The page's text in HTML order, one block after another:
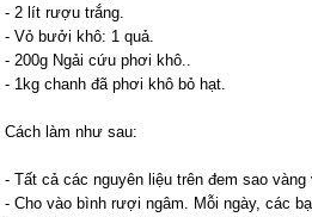
- 2 lít rượu trắng.
- Vỏ bưởi khô: 1 quả.
- 200g Ngải cứu phơi khô..
- 1kg chanh đã phơi khô bỏ hạt.
Cách làm như sau:
- Tất cả các nguyên liệu trên đem sao vàng
- Cho vào bình rượi ngâm. Mỗi ngày, các